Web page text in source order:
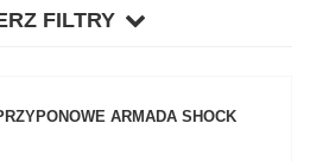
FILTRY
ARMADA SHOCK